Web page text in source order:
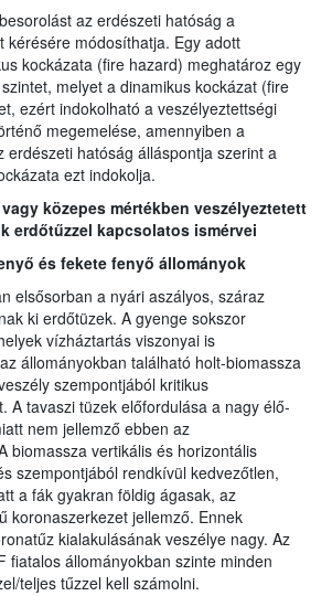
az erdészeti hatóság a
kérésére módosíthatja. Egy adott
kockázata (fire hazard) meghatároz egy
melyet a dinamikus kockázat (fire
ezért indokolható a veszélyeztettségi
megemelése, amennyiben a
erdészeti hatóság álláspontja szerint a
ezt indokolja.
közepes mértékben veszélyeztetett
erdőtűzzel kapcsolatos ismérvei
és fekete fenyő állományok
elsősorban a nyári aszályos, száraz
ki erdőtüzek. A gyenge sokszor
vízháztartás viszonyai is
állományokban található holt-biomassza
szempontjából kritikus
A tavaszi tüzek előfordulása a nagy élő-
nem jellemző ebben az
biomassza vertikális és horizontális
szempontjából rendkívül kedvezőtlen,
a fák gyakran földig ágasak, az
koronaszerkezet jellemző. Ennek
kialakulásának veszélye nagy. Az
fiatalos állományokban szinte minden
teljes tűzzel kell számolni.